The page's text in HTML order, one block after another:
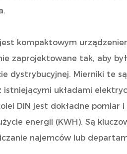
jest kompaktowym
zaprojektowane tak, aby
dystrybucyjnej. Mierniki te
układami
DIN jest dokładne
energii (KWH). Są
najemców lub